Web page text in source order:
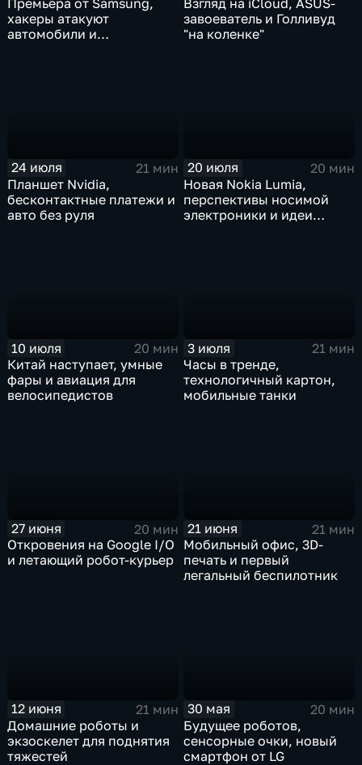
Премьера от Samsung,
хакеры атакуют
автомобили и
Взгляд на iCloud, ASUS-
завоеватель и Голливуд
"на коленке"
24 июля
21 мин
Планшет Nvidia,
бесконтактные платежи и
авто без руля
20 июля
20 мин
Новая Nokia Lumia,
перспективы носимой
электроники и идеи
10 июля
20 мин
Китай наступает, умные
фары и авиация для
велосипедистов
3 июля
21 мин
Часы в тренде,
технологичный картон,
мобильные танки
27 июня
20 мин
Откровения на Google I/O
и летающий робот-курьер
21 июня
21 мин
Мобильный офис, 3D-
печать и первый
легальный беспилотник
12 июня
21 мин
Домашние роботы и
экзоскелет для поднятия
тяжестей
30 мая
20 мин
Будущее роботов,
сенсорные очки, новый
смартфон от LG